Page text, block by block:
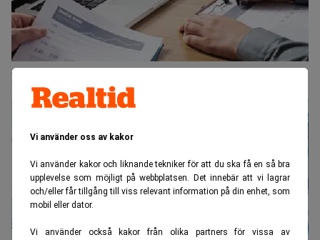
Vi använder oss av kakor
Vi använder kakor och liknande tekniker för att du ska få en så bra
upplevelse som möjligt på webbplatsen. Det innebär att vi lagrar
och/eller får tillgång till viss relevant information på din enhet, som
mobil eller dator.
Vi använder också kakor från olika partners för vissa av
Här är de främsta M&A-rådgivarna